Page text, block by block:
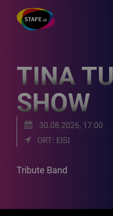
TINA
SHOW
30.08.2026, 17:00
ORT: EISI
Tribute Band